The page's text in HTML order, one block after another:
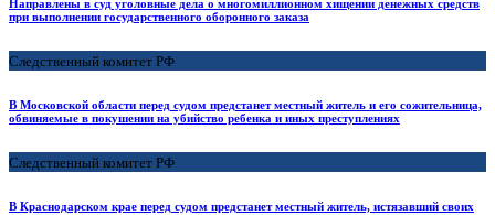
Направлены в суд уголовные дела о многомиллионном хищении денежных средств
при выполнении государственного оборонного заказа
Следственный комитет РФ
В Московской области перед судом предстанет местный житель и его сожительница,
обвиняемые в покушении на убийство ребенка и иных преступлениях
Следственный комитет РФ
В Краснодарском крае перед судом предстанет местный житель, истязавший своих